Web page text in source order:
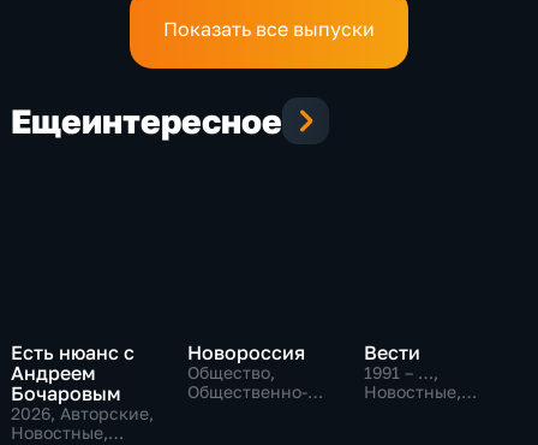
Показать все выпуски
Ещеинтересное
Есть нюанс с
Андреем
Бочаровым
2026, Авторские,
Новостные,
Новороссия
Общество,
Общественно-
Вести
1991 – …,
Новостные,